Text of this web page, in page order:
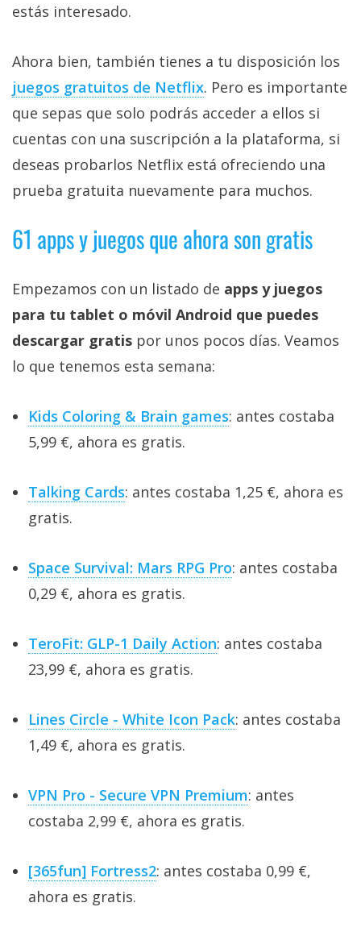
estás interesado.
Ahora bien, también tienes a tu disposición los
juegos gratuitos de Netflix‎. Pero es importante
que sepas que solo podrás acceder a ellos si
cuentas con una suscripción a la plataforma, si
deseas probarlos Netflix está ofreciendo una
prueba gratuita nuevamente para muchos.
61 apps y juegos que ahora son gratis
Empezamos con un listado de apps y juegos
para tu tablet o móvil Android que puedes
descargar gratis por unos pocos días. Veamos
lo que tenemos esta semana:
Kids Coloring & Brain games: antes costaba
5,99 €, ahora es gratis.
Talking Cards: antes costaba 1,25 €, ahora es
gratis.
Space Survival: Mars RPG Pro: antes costaba
0,29 €, ahora es gratis.
TeroFit: GLP-1 Daily Action: antes costaba
23,99 €, ahora es gratis.
Lines Circle - White Icon Pack: antes costaba
1,49 €, ahora es gratis.
VPN Pro - Secure VPN Premium: antes
costaba 2,99 €, ahora es gratis.
[365fun] Fortress2: antes costaba 0,99 €,
ahora es gratis.